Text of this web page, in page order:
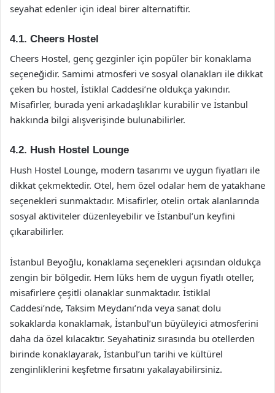
seyahat edenler için ideal birer alternatiftir.
4.1. Cheers Hostel
Cheers Hostel, genç gezginler için popüler bir konaklama
seçeneğidir. Samimi atmosferi ve sosyal olanakları ile dikkat
çeken bu hostel, İstiklal Caddesi’ne oldukça yakındır.
Misafirler, burada yeni arkadaşlıklar kurabilir ve İstanbul
hakkında bilgi alışverişinde bulunabilirler.
4.2. Hush Hostel Lounge
Hush Hostel Lounge, modern tasarımı ve uygun fiyatları ile
dikkat çekmektedir. Otel, hem özel odalar hem de yatakhane
seçenekleri sunmaktadır. Misafirler, otelin ortak alanlarında
sosyal aktiviteler düzenleyebilir ve İstanbul’un keyfini
çıkarabilirler.
İstanbul Beyoğlu, konaklama seçenekleri açısından oldukça
zengin bir bölgedir. Hem lüks hem de uygun fiyatlı oteller,
misafirlere çeşitli olanaklar sunmaktadır. İstiklal
Caddesi’nde, Taksim Meydanı’nda veya sanat dolu
sokaklarda konaklamak, İstanbul’un büyüleyici atmosferini
daha da özel kılacaktır. Seyahatiniz sırasında bu otellerden
birinde konaklayarak, İstanbul’un tarihi ve kültürel
zenginliklerini keşfetme fırsatını yakalayabilirsiniz.